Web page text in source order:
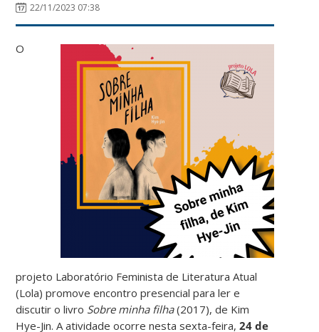
22/11/2023 07:38
O
projeto Laboratório Feminista de Literatura Atual
(Lola) promove encontro presencial para ler e
discutir o livro Sobre minha filha(2017), de Kim
Hye-Jin. A atividade ocorre nesta sexta-feira,24 de